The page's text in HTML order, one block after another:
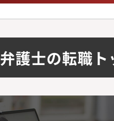
弁護士の転職ト